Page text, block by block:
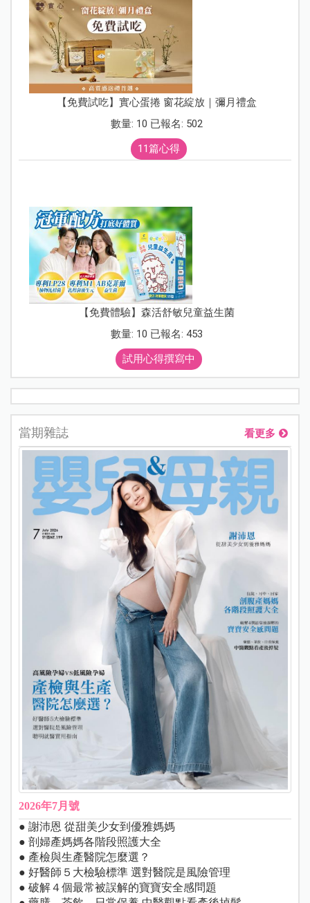
【免費試吃】實心蛋捲 窗花綻放｜彌月禮盒
數量: 10 已報名: 502
11篇心得
【免費體驗】森活舒敏兒童益生菌
數量: 10 已報名: 453
試用心得撰寫中
當期雜誌 看更多
2026年7月號
● 謝沛恩 從甜美少女到優雅媽媽
● 剖婦產媽媽各階段照護大全
● 產檢與生產醫院怎麼選？
● 好醫師５大檢驗標準 選對醫院是風險管理
● 破解４個最常被誤解的寶寶安全感問題